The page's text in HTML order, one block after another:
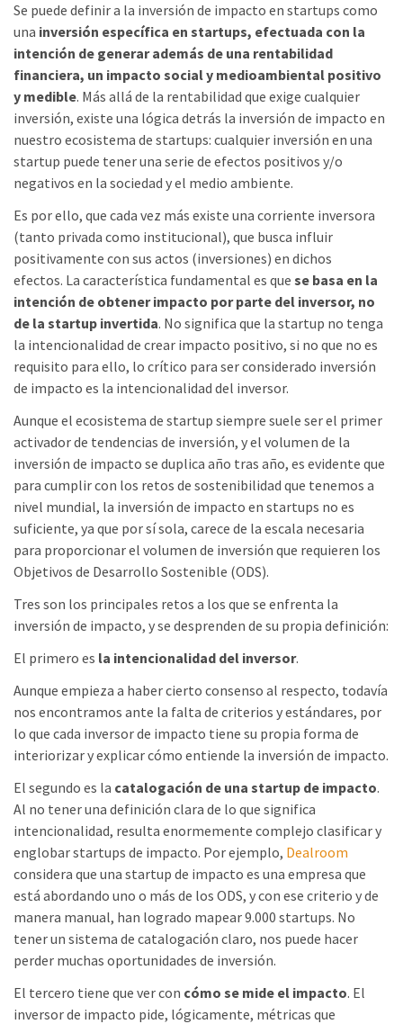
Se puede definir a la inversión de impacto en startups como
una inversión específica en startups, efectuada con la
intención de generar además de una rentabilidad
financiera, un impacto social y medioambiental positivo
y medible. Más allá de la rentabilidad que exige cualquier
inversión, existe una lógica detrás la inversión de impacto en
nuestro ecosistema de startups: cualquier inversión en una
startup puede tener una serie de efectos positivos y/o
negativos en la sociedad y el medio ambiente.
Es por ello, que cada vez más existe una corriente inversora
(tanto privada como institucional), que busca influir
positivamente con sus actos (inversiones) en dichos
efectos. La característica fundamental es que se basa en la
intención de obtener impacto por parte del inversor, no
de la startup invertida. No significa que la startup no tenga
la intencionalidad de crear impacto positivo, si no que no es
requisito para ello, lo crítico para ser considerado inversión
de impacto es la intencionalidad del inversor.
Aunque el ecosistema de startup siempre suele ser el primer
activador de tendencias de inversión, y el volumen de la
inversión de impacto se duplica año tras año, es evidente que
para cumplir con los retos de sostenibilidad que tenemos a
nivel mundial, la inversión de impacto en startups no es
suficiente, ya que por sí sola, carece de la escala necesaria
para proporcionar el volumen de inversión que requieren los
Objetivos de Desarrollo Sostenible (ODS).
Tres son los principales retos a los que se enfrenta la
inversión de impacto, y se desprenden de su propia definición:
El primero es la intencionalidad del inversor.
Aunque empieza a haber cierto consenso al respecto, todavía
nos encontramos ante la falta de criterios y estándares, por
lo que cada inversor de impacto tiene su propia forma de
interiorizar y explicar cómo entiende la inversión de impacto.
El segundo es la catalogación de una startup de impacto.
Al no tener una definición clara de lo que significa
intencionalidad, resulta enormemente complejo clasificar y
englobar startups de impacto. Por ejemplo, Dealroom
considera que una startup de impacto es una empresa que
está abordando uno o más de los ODS, y con ese criterio y de
manera manual, han logrado mapear 9.000 startups. No
tener un sistema de catalogación claro, nos puede hacer
perder muchas oportunidades de inversión.
El tercero tiene que ver con cómo se mide el impacto. El
inversor de impacto pide, lógicamente, métricas que